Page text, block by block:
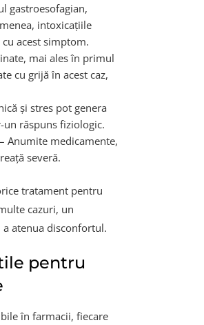
gastroesofagian,
intoxicațiile
acest simptom.
mai ales în primul
cu grijă în acest caz,
și stres pot genera
răspuns fiziologic.
Anumite medicamente,
severă.
tratament pentru
cazuri, un
atenua disconfortul.
pentru
în farmacii, fiecare